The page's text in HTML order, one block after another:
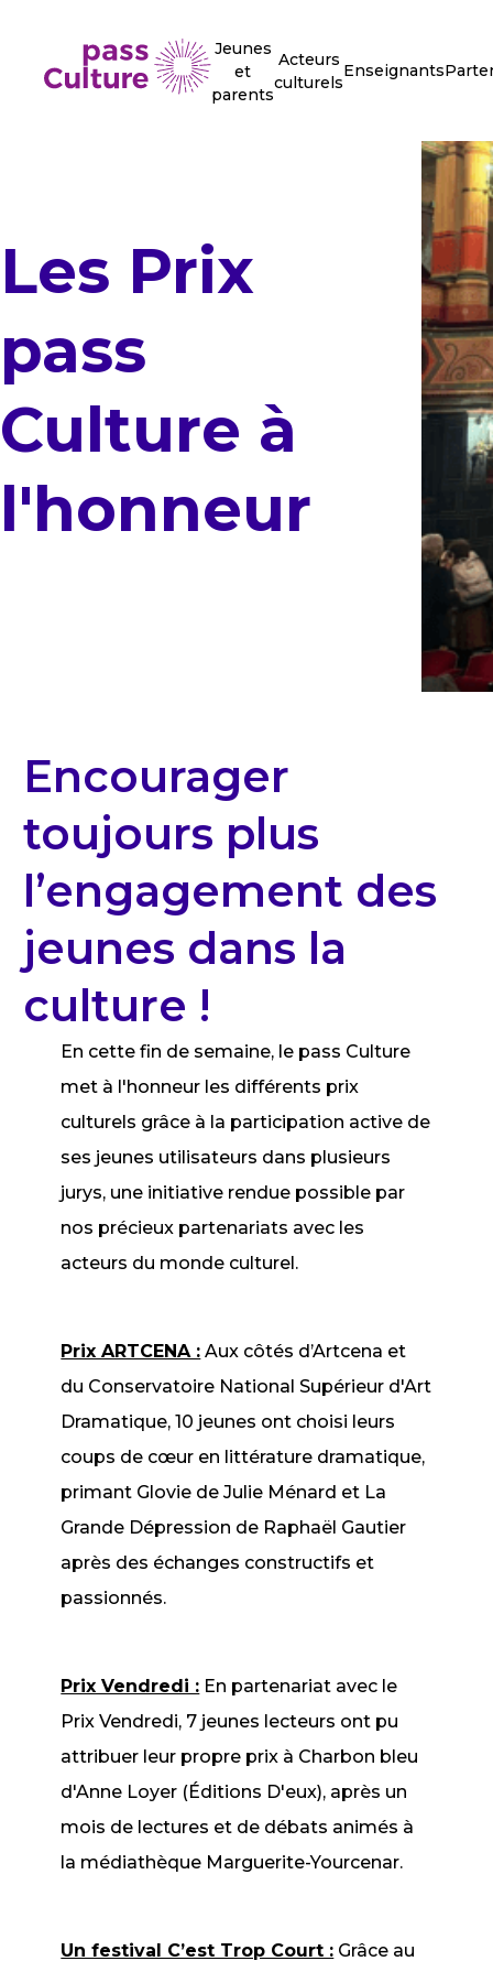
Jeunes
et
parents
Acteurs
culturels
Enseignants
Les Prix
pass
Culture à
l'honneur
Encourager
toujours plus
l’engagement des
jeunes dans la
culture !
En cette fin de semaine, le pass Culture
met à l'honneur les différents prix
culturels grâce à la participation active de
ses jeunes utilisateurs dans plusieurs
jurys, une initiative rendue possible par
nos précieux partenariats avec les
acteurs du monde culturel.
Prix ARTCENA : Aux côtés d’Artcena et
du Conservatoire National Supérieur d'Art
Dramatique, 10 jeunes ont choisi leurs
coups de cœur en littérature dramatique,
primant Glovie de Julie Ménard et La
Grande Dépression de Raphaël Gautier
après des échanges constructifs et
passionnés.
Prix Vendredi : En partenariat avec le
Prix Vendredi, 7 jeunes lecteurs ont pu
attribuer leur propre prix à Charbon bleu
d'Anne Loyer (Éditions D'eux), après un
mois de lectures et de débats animés à
la médiathèque Marguerite-Yourcenar.
Un festival C’est Trop Court : Grâce au